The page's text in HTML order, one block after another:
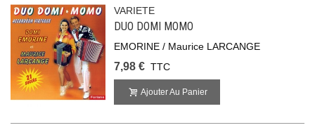
VARIETE
DUO DOMI MOMO
EMORINE / Maurice LARCANGE
7,98 € TTC
Ajouter Au Panier